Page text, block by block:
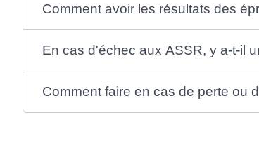
Comment avoir les résultats des
En cas d'échec aux ASSR, y a-t-il
Comment faire en cas de perte ou